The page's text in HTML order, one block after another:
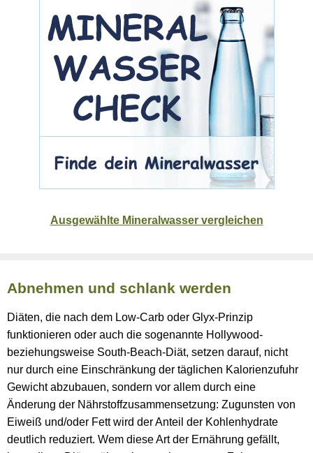
Ausgewählte Mineralwasser vergleichen
Abnehmen und schlank werden
Diäten, die nach dem Low-Carb oder Glyx-Prinzip
funktionieren oder auch die sogenannte Hollywood-
beziehungsweise South-Beach-Diät, setzen darauf, nicht
nur durch eine Einschränkung der täglichen Kalorienzufuhr
Gewicht abzubauen, sondern vor allem durch eine
Änderung der Nährstoffzusammensetzung: Zugunsten von
Eiweiß und/oder Fett wird der Anteil der Kohlenhydrate
deutlich reduziert. Wem diese Art der Ernährung gefällt,